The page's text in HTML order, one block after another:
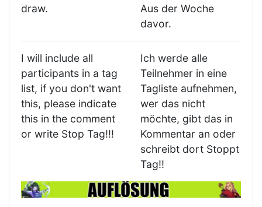
draw.
Aus der Woche
davor.
I will include all
participants in a tag
list, if you don't want
this, please indicate
this in the comment
or write Stop Tag!!!
Ich werde alle
Teilnehmer in eine
Tagliste aufnehmen,
wer das nicht
möchte, gibt das in
Kommentar an oder
schreibt dort Stoppt
Tag!!